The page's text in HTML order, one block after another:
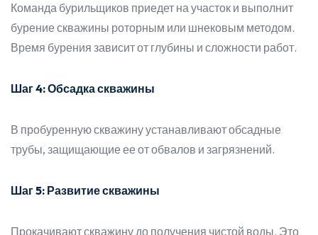
Команда бурильщиков приедет на участок и выполнит
бурение скважины роторным или шнековым методом.
Время бурения зависит от глубины и сложности работ.
Шаг 4: Обсадка скважины
В пробуренную скважину устанавливают обсадные
трубы, защищающие ее от обвалов и загрязнений.
Шаг 5: Развитие скважины
Прокачивают скважину до получения чистой воды. Это